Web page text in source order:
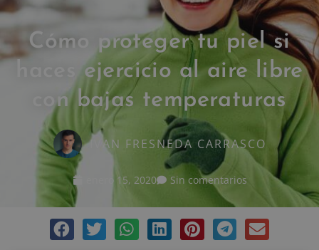
Cómo proteger tu piel si
haces ejercicio al aire libre
con bajas temperaturas
IVAN FRESNEDA CARRASCO
enero 15, 2020 Sin comentarios